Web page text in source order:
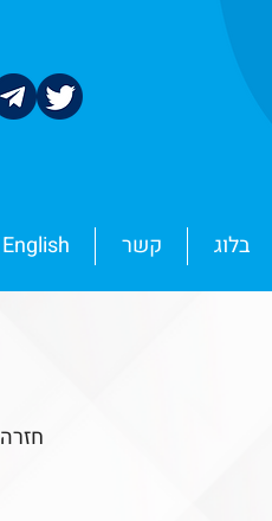
בלוג קשר English
חזרה